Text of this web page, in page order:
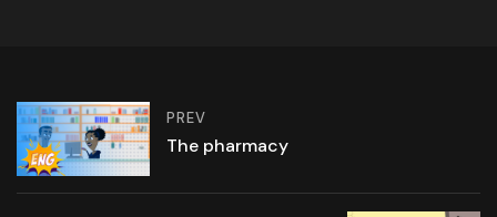
PREV
The pharmacy